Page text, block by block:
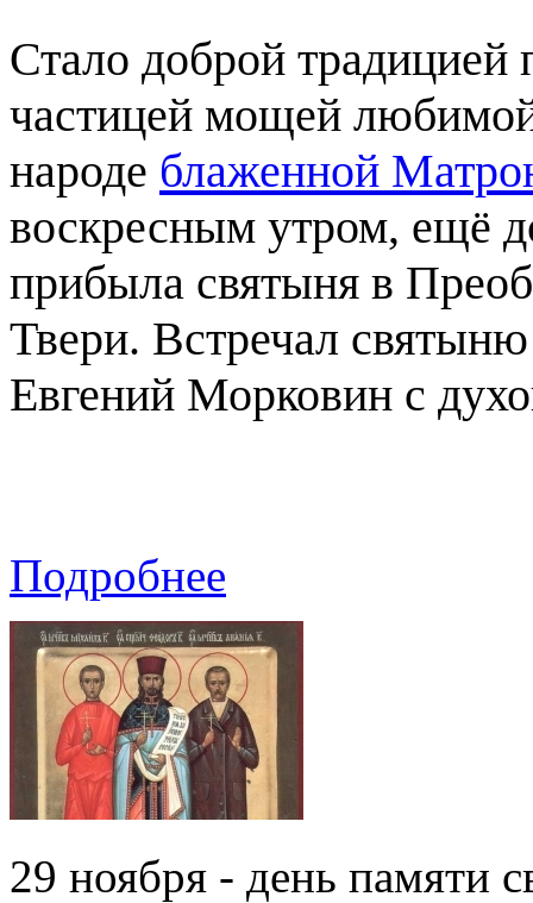
Стало доброй традицией
частицей мощей
народе блаженной
воскресным утром, ещё
прибыла святыня в
Твери. Встречал святыню
Евгений Морковин с
Подробнее
29 ноября - день памяти